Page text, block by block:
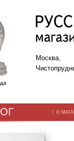
Москва,
| О